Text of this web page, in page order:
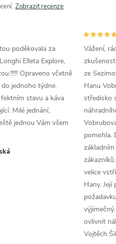
Zobrazit recenze
poděkovala za
Elleta Explore,
Opraveno včetně
jednoho týdne.
stavu a káva
Milé jednání,
jednou Vám všem
Vážení,
ze
Hanu
středisko
pomohla.
velice
Hany.
ovlivnit
Vojtěch